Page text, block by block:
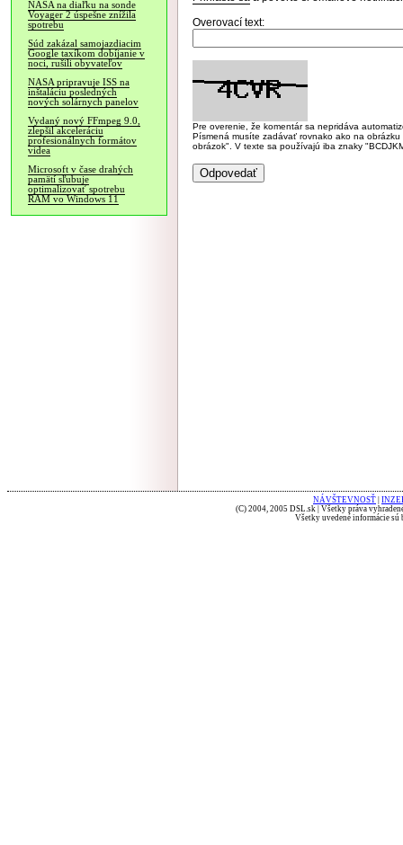
NASA na diaľku na sonde
Voyager 2 úspešne znížila
spotrebu
Súd zakázal samojazdiacim
Google taxíkom dobíjanie v
noci, rušili obyvateľov
NASA pripravuje ISS na
inštaláciu posledných
nových solárnych panelov
Vydaný nový FFmpeg 9.0,
zlepšil akceleráciu
profesionálnych formátov
videa
Microsoft v čase drahých
pamätí sľubuje
optimalizovať spotrebu
RAM vo Windows 11
Overovací text:
Pre overenie, že komentár sa nepridáva
Písmená musíte zadávať rovnako ako na
obrázok". V texte sa používajú iba znaky
NÁVŠTEVNOSŤ
(C) 2004, 2005 DSL.sk | Všetky práva
Všetky uvedené informácie sú